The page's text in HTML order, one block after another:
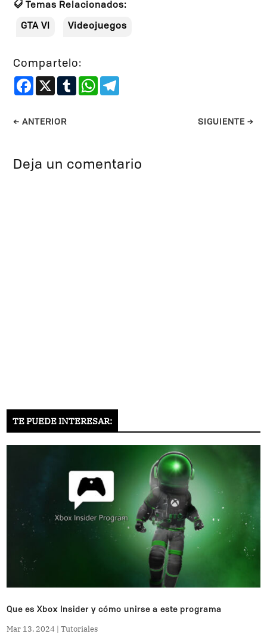
Temas Relacionados:
GTA VI Videojuegos
Compartelo:
Facebook
X TumblrWhatsApp
←ANTERIOR SIGUIENTE→
Deja un comentario
TE PUEDE INTERESAR:
Que es Xbox Insider y cómo unirse a este programa
Mar 13, 2024 |Tutoriales